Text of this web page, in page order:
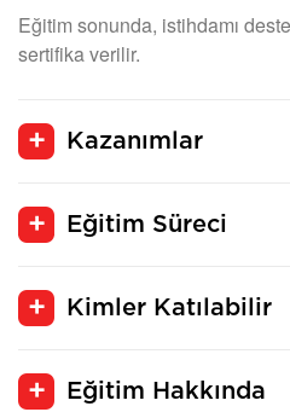
Eğitim sonunda, istihdamı
sertifika verilir.
Kazanımlar
Eğitim Süreci
Kimler Katılabilir
Eğitim Hakkında